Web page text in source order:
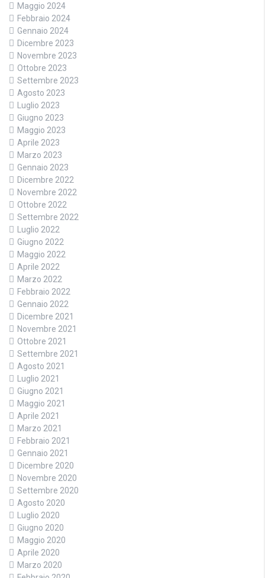
Maggio 2024
Febbraio 2024
Gennaio 2024
Dicembre 2023
Novembre 2023
Ottobre 2023
Settembre 2023
Agosto 2023
Luglio 2023
Giugno 2023
Maggio 2023
Aprile 2023
Marzo 2023
Gennaio 2023
Dicembre 2022
Novembre 2022
Ottobre 2022
Settembre 2022
Luglio 2022
Giugno 2022
Maggio 2022
Aprile 2022
Marzo 2022
Febbraio 2022
Gennaio 2022
Dicembre 2021
Novembre 2021
Ottobre 2021
Settembre 2021
Agosto 2021
Luglio 2021
Giugno 2021
Maggio 2021
Aprile 2021
Marzo 2021
Febbraio 2021
Gennaio 2021
Dicembre 2020
Novembre 2020
Settembre 2020
Agosto 2020
Luglio 2020
Giugno 2020
Maggio 2020
Aprile 2020
Marzo 2020